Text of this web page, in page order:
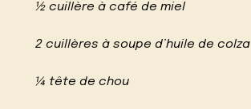
½ cuillère à café de miel
2 cuillères à soupe d’huile de colza
¼ tête de chou